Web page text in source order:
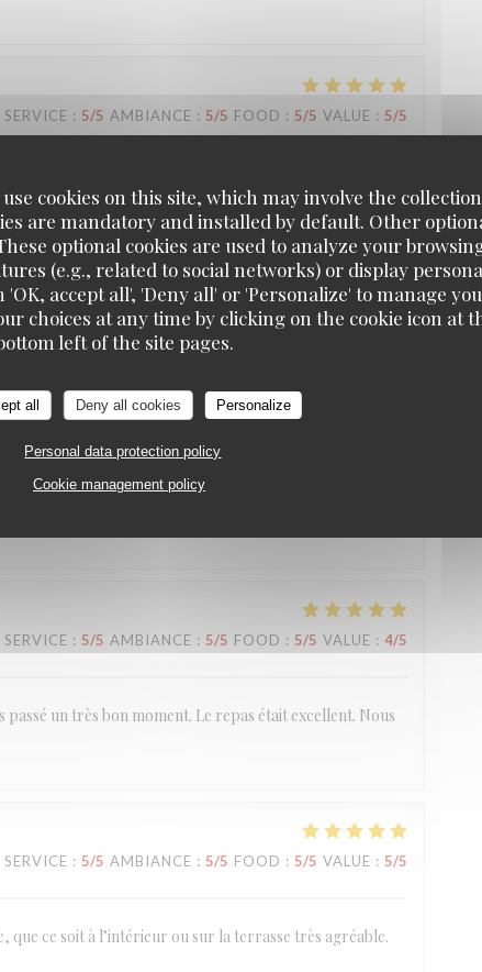
cookies on this site, which may involve the
are mandatory and installed by default. Other
optional cookies are used to analyze your
(e.g., related to social networks) or display
accept all', 'Deny all' or 'Personalize' to manage
choices at any time by clicking on the cookie icon at
left of the site pages.
all Deny all cookies Personalize
Personal data protection policy
Cookie management policy
SERVICE : 5/5 AMBIANCE : 5/5 FOOD : 5/5 VALUE : 5/5
SERVICE: 4/5 AMBIANCE : 4 /5 FOOD: 5/5 VALUE : 4/5
SERVICE: 5/5 AMBIANCE: 5/5 FOOD: 5
avons été particulièrement touchés par l accueil. L
Merci pour cette super soirée
SERVICE : 5/5 AMBIANCE : 5/5 FOOD : 5/5 VALUE : 4/5
un très bon moment. Le repas était excellent. Nous
SERVICE : 5/5 AMBIANCE : 5/5 FOOD : 5/5 VALUE : 5/5
que ce soit à l’intérieur ou sur la terrasse très agréable.